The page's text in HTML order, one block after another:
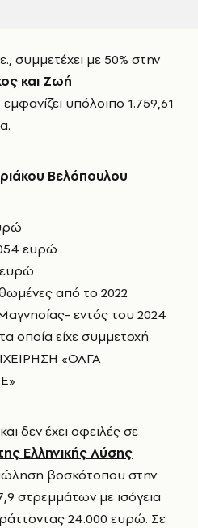
συμμετέχει με 50% στην
και Ζωή
υπόλοιπο 1.759,61
Βελόπουλου
ευρώ
από το 2022
εντός του 2024
οποία είχε συμμετοχή
«ΟΛΓΑ
δεν έχει οφειλές σε
Ελληνικής Λύσης
βοσκότοπου στην
στρεμμάτων με ισόγεια
24.000 ευρώ. Σε